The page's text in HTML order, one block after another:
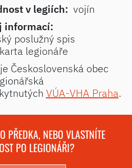
v legiích: vojín
informací:
poslužný spis
legionáře
Československá obec
VÚA-VHA Praha.
PŘEDKA, NEBO VLASTNÍTE
PO LEGIONÁŘI?